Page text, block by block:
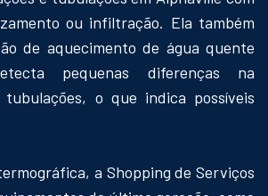
ou infiltração. Ela também
de aquecimento de água quente
pequenas diferenças na
o que indica possíveis
a Shopping de Serviços